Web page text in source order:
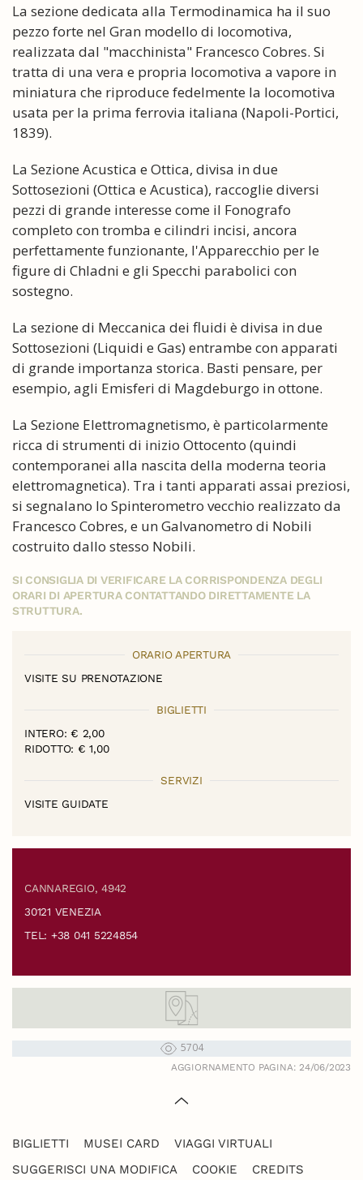
La sezione dedicata alla Termodinamica ha il suo
pezzo forte nel Gran modello di locomotiva,
realizzata dal "macchinista" Francesco Cobres. Si
tratta di una vera e propria locomotiva a vapore in
miniatura che riproduce fedelmente la locomotiva
usata per la prima ferrovia italiana (Napoli-Portici,
1839).
La Sezione Acustica e Ottica, divisa in due
Sottosezioni (Ottica e Acustica), raccoglie diversi
pezzi di grande interesse come il Fonografo
completo con tromba e cilindri incisi, ancora
perfettamente funzionante, l'Apparecchio per le
figure di Chladni e gli Specchi parabolici con
sostegno.
La sezione di Meccanica dei fluidi è divisa in due
Sottosezioni (Liquidi e Gas) entrambe con apparati
di grande importanza storica. Basti pensare, per
esempio, agli Emisferi di Magdeburgo in ottone.
La Sezione Elettromagnetismo, è particolarmente
ricca di strumenti di inizio Ottocento (quindi
contemporanei alla nascita della moderna teoria
elettromagnetica). Tra i tanti apparati assai preziosi,
si segnalano lo Spinterometro vecchio realizzato da
Francesco Cobres, e un Galvanometro di Nobili
costruito dallo stesso Nobili.
SI CONSIGLIA DI VERIFICARE LA CORRISPONDENZA DEGLI
ORARI DI APERTURA CONTATTANDO DIRETTAMENTE LA
STRUTTURA.
ORARIO APERTURA
VISITE SU PRENOTAZIONE
BIGLIETTI
INTERO: € 2,00
RIDOTTO: € 1,00
SERVIZI
VISITE GUIDATE
CANNAREGIO, 4942
30121 VENEZIA
TEL: +38 041 5224854
5704
AGGIORNAMENTO PAGINA: 24/06/2023
BIGLIETTI MUSEI CARD
VIAGGI VIRTUALI
SUGGERISCI UNA MODIFICA
COOKIE CREDITS